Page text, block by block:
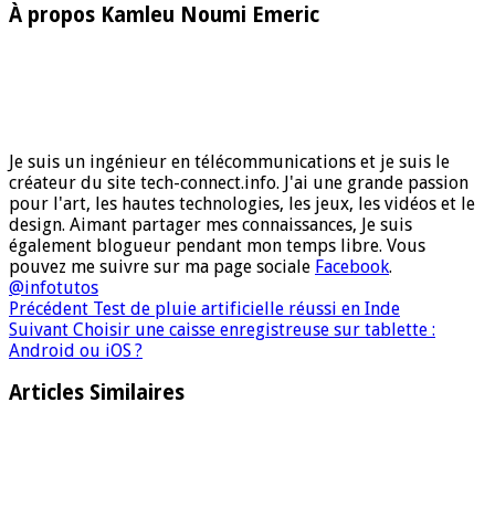
À propos Kamleu Noumi Emeric
Je suis un ingénieur en télécommunications et je suis le
créateur du site tech-connect.info. J'ai une grande passion
pour l'art, les hautes technologies, les jeux, les vidéos et le
design. Aimant partager mes connaissances, Je suis
également blogueur pendant mon temps libre. Vous
pouvez me suivre sur ma page sociale Facebook.
@infotutos
Précédent Test de pluie artificielle réussi en Inde
Suivant Choisir une caisse enregistreuse sur tablette :
Android ou iOS ?
Articles Similaires